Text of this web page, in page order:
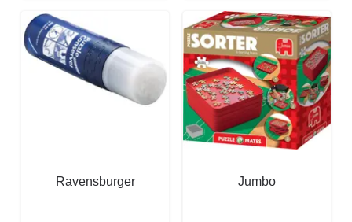
Ravensburger Jumbo